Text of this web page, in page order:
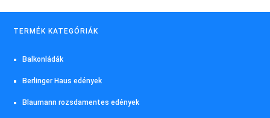
TERMÉK KATEGÓRIÁK
Balkonládák
Berlinger Haus edények
Blaumann rozsdamentes edények